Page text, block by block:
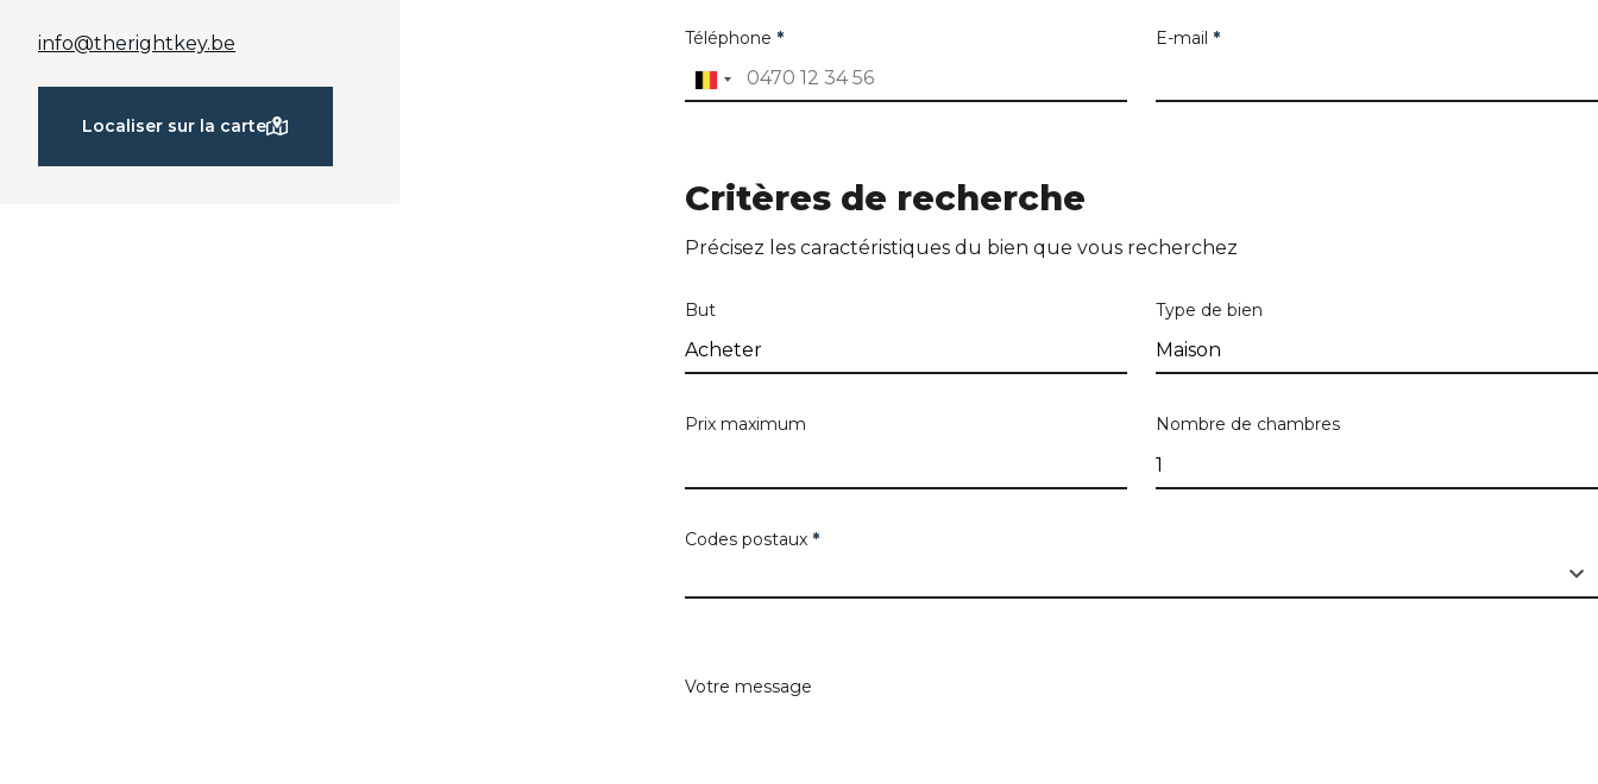
info@therightkey.be
Localiser sur la carte
Téléphone * E-mail *
Adresse du bien
Critères de recherche
Précisez les caractéristiques du bien que vous recherchez
But Type de bien
Prix maximum Nombre de chambres
Codes postaux *
Votre message